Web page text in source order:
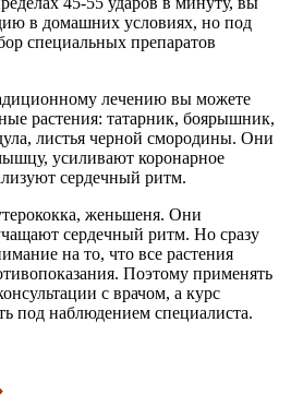
в домашних условиях, но под
специальных препаратов
лечению вы можете
растения: татарник, боярышник,
листья черной смородины. Они
усиливают коронарное
сердечный ритм.
женьшеня. Они
сердечный ритм. Но сразу
на то, что все растения
Поэтому применять
с врачом, а курс
под наблюдением специалиста.